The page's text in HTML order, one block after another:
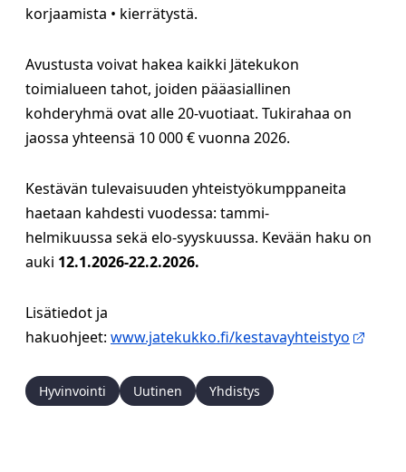
korjaamista • kierrätystä.
Avustusta voivat hakea kaikki Jätekukon
toimialueen tahot, joiden pääasiallinen
kohderyhmä ovat alle 20-vuotiaat. Tukirahaa on
jaossa yhteensä 10 000 € vuonna 2026.
Kestävän tulevaisuuden yhteistyökumppaneita
haetaan kahdesti vuodessa: tammi-
helmikuussa sekä elo-syyskuussa. Kevään haku on
auki 12.1.2026-22.2.2026.
Lisätiedot ja
hakuohjeet: www.jatekukko.fi/kestavayhteistyo
Hyvinvointi Uutinen Yhdistys